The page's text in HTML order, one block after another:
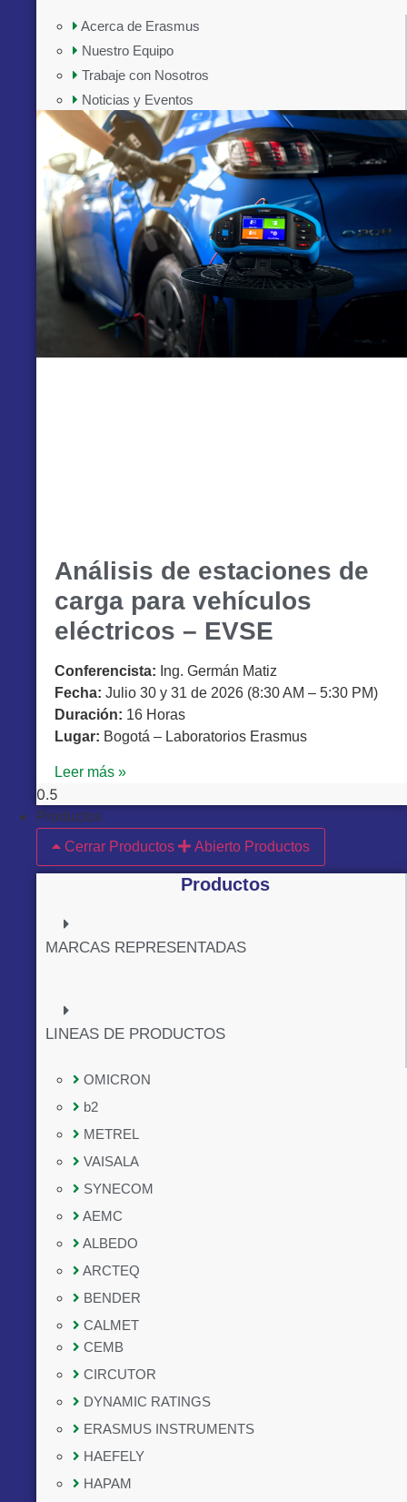
Acerca de Erasmus
Nuestro Equipo
Trabaje con Nosotros
Noticias y Eventos
Análisis de estaciones de
carga para vehículos
eléctricos – EVSE
Conferencista: Ing. Germán Matiz
Fecha: Julio 30 y 31 de 2026 (8:30 AM – 5:30 PM)
Duración: 16 Horas
Lugar: Bogotá – Laboratorios Erasmus
Leer más »
Productos
Cerrar Productos
Abierto Productos
Productos
MARCAS REPRESENTADAS
LINEAS DE PRODUCTOS
OMICRON
b2
METREL
VAISALA
SYNECOM
AEMC
ALBEDO
ARCTEQ
BENDER
CALMET
CEMB
CIRCUTOR
DYNAMIC RATINGS
ERASMUS INSTRUMENTS
HAEFELY
HAPAM